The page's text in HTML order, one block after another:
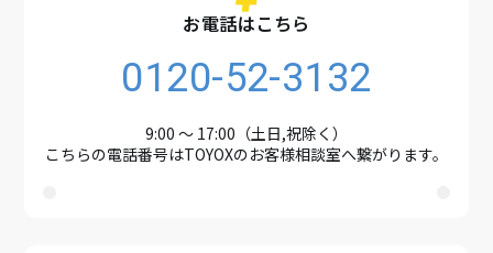
お電話はこちら
0120-52-3132
9:00 ～ 17:00（土日,祝除く）
こちらの電話番号はTOYOXのお客様相談室へ繋がります。